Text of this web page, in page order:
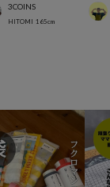
3COINS
HITOMI 165cm